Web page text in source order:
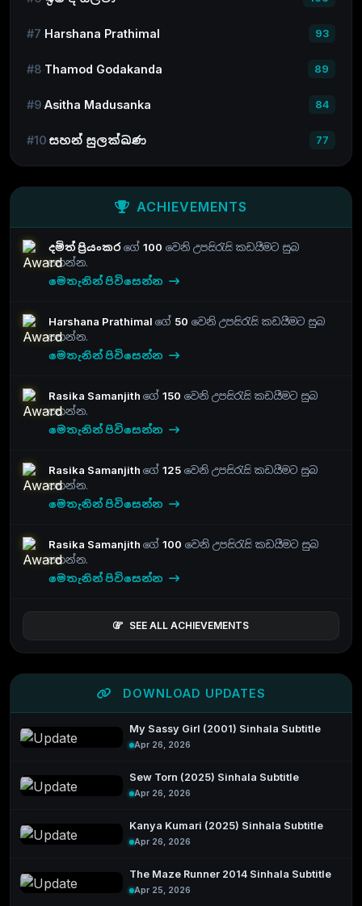
#7 Harshana Prathimal 93
#8 Thamod Godakanda 89
#9 Asitha Madusanka 84
#10 සහන් සුලක්ඛණ 77
ACHIEVEMENTS
දමිත් ප්‍රියංකරගේ 100 වෙනි උපසිරැසි කඩයීමට සුබ
පතන්න.
මෙතැනින් පිවිසෙන්න
Harshana Prathimal ගේ 50 වෙනි උපසිරැසි කඩයීමට සුබ
පතන්න.
මෙතැනින් පිවිසෙන්න
Rasika Samanjith ගේ 150 වෙනි උපසිරැසි කඩයීමට සුබ
පතන්න.
මෙතැනින් පිවිසෙන්න
Rasika Samanjith ගේ 125 වෙනි උපසිරැසි කඩයීමට සුබ
පතන්න.
මෙතැනින් පිවිසෙන්න
Rasika Samanjith ගේ 100 වෙනි උපසිරැසි කඩයීමට සුබ
පතන්න.
මෙතැනින් පිවිසෙන්න
SEE ALL ACHIEVEMENTS
DOWNLOAD UPDATES
My Sassy Girl (2001) Sinhala Subtitle
Apr 26, 2026
Sew Torn (2025) Sinhala Subtitle
Apr 26, 2026
Kanya Kumari (2025) Sinhala Subtitle
Apr 26, 2026
The Maze Runner 2014 Sinhala Subtitle
Apr 25, 2026